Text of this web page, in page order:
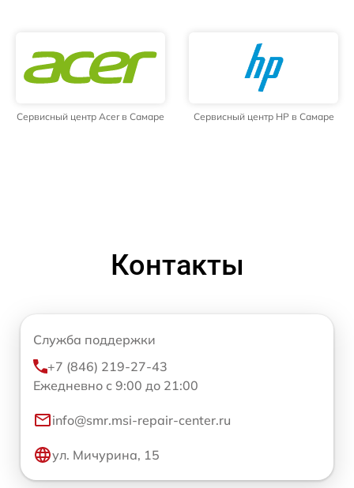
Сервисный центр Acer в Самаре Сервисный центр HP в Самаре
Контакты
Служба поддержки
+7 (846) 219-27-43
Ежедневно с 9:00 до 21:00
info@smr.msi-repair-center.ru
ул. Мичурина, 15